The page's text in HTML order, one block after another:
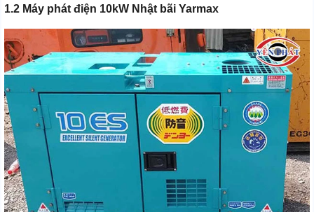
1.2 Máy phát điện 10kW Nhật bãi Yarmax